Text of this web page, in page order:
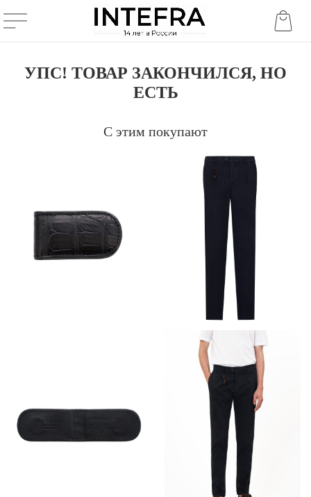
УПС! ТОВАР ЗАКОНЧИЛСЯ, НО
ЕСТЬ
С этим покупают